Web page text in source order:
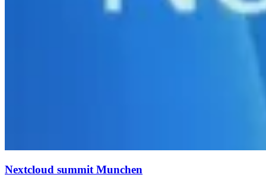
Nextcloud summit Munchen